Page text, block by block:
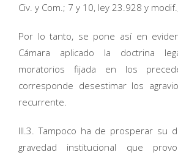
Civ. y Com.; 7 y 10, ley 23.928 y
Por lo tanto, se pone así en
Cámara aplicado la doctrina
moratorios fijada en los
corresponde desestimar los
recurrente.
III.3. Tampoco ha de prosperar su
gravedad institucional que